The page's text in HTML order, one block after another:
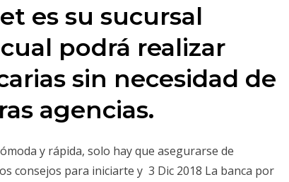
es su sucursal
podrá realizar
sin necesidad de
agencias.
y rápida, solo hay que asegurarse de
consejos para iniciarte y 3 Dic 2018 La banca por